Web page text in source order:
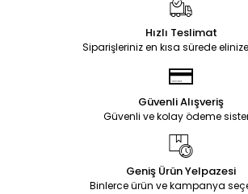
Hızlı Teslimat
Siparişleriniz en kısa sürede
Güvenli Alışveriş
Güvenli ve kolay ödeme
Geniş Ürün Yelpazesi
Binlerce ürün ve kampanya